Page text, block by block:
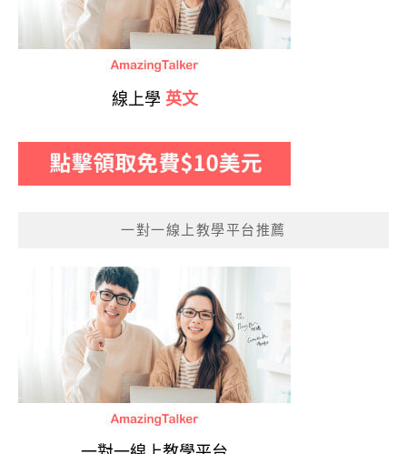
線上學 英文
一對一線上教學平台推薦